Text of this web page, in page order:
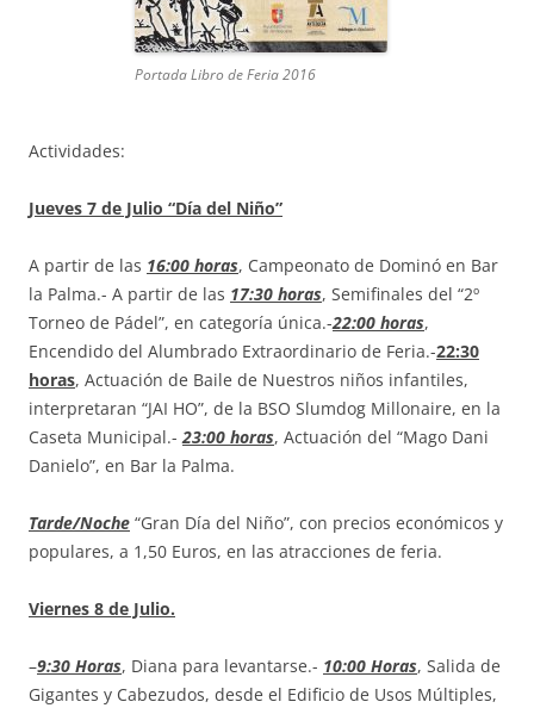
Portada Libro de Feria 2016
Actividades:
Jueves 7 de Julio “Día del Niño”
A partir de las 16:00 horas, Campeonato de Dominó en Bar
la Palma.- A partir de las 17:30 horas, Semifinales del “2º
Torneo de Pádel”, en categoría única.-22:00 horas,
Encendido del Alumbrado Extraordinario de Feria.-22:30
horas, Actuación de Baile de Nuestros niños infantiles,
interpretaran “JAI HO”, de la BSO Slumdog Millonaire, en la
Caseta Municipal.-23:00 horas, Actuación del “Mago Dani
Danielo”, en Bar la Palma.
Tarde/Noche “Gran Día del Niño”, con precios económicos y
populares, a 1,50 Euros, en las atracciones de feria.
Viernes 8 de Julio.
–9:30 Horas, Diana para levantarse.- 10:00 Horas, Salida de
Gigantes y Cabezudos, desde el Edificio de Usos Múltiples,